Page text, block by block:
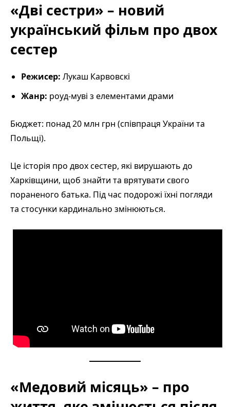
«Дві сестри» – новий
український фільм про двох
сестер
Режисер: Лукаш Карвовскі
Жанр: роуд-муві з елементами драми
Бюджет: понад 20 млн грн (співпраця України та
Польщі).
Це історія про двох сестер, які вирушають до
Харківщини, щоб знайти та врятувати свого
пораненого батька. Під час подорожі їхні погляди
та стосунки кардинально змінюються.
«Медовий місяць» – про